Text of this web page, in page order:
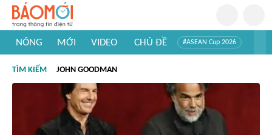
NÓNG MỚI VIDEO CHỦ ĐỀ #ASEAN Cup 2026
#Khám phá thế giới
TÌM KIẾM JOHN GOODMAN